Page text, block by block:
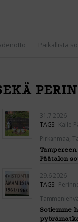
Paikallista
31.7.2026
TAGS: Kalle
Pirkanmaa,
Päätalon
29.6.2026
TAGS:
Tammenlehvä
Sotiemme